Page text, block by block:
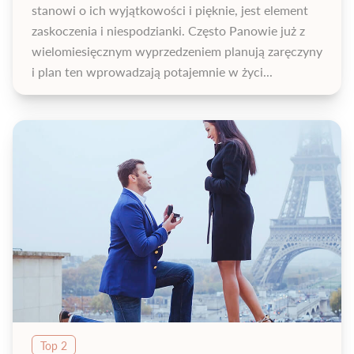
eksponowany przez mniejsze kamienie umieszczone w obrączce
pierścionka. Przykładem takiego rozwiązania jest modelRoyal
Gust wybranki
Jest to zdecydowanie najważniejsze kryterium, jakim powinniśmy
się kierować przy wyborze. Zacznij od sprawdzenia jaką biżuterię
srebrne ozdoby – wybierz pierścionek z białego złota, jeśli uwielbia
naturę, idealnie nada się biżuteria z diamentami osadzonymi w
kształcie delikatnego kwiatu.
Poza preferencjami przyszłej małżonki bardzo ważny jest także
rozmiar pierścionka. Bez tego ani rusz! Aby dyskretnie zdobyć
rozmiar palca ukochanej, wystarczy zmierzyć biżuterię, którą
kobieta nosiła w przeszłości. Możemy wtedy mieć niemal 100%
pewność, że ozdoba będzie pasować idealnie.
Jeśli jednak z jakichś powodów nie udało Ci się zdobyć rozmiaru lub
kupiłeś biżuterię w pośpiechu – nic straconego! Zawsze istnieje
możliwośćkorekty rozmiarujeszcze przed, albo już po zaręczynach.
stanowi o ich wyjątkowości i pięknie, jest element
zaskoczenia i niespodzianki. Często Panowie już z
wielomiesięcznym wyprzedzeniem planują zaręczyny
i plan ten wprowadzają potajemnie w życi...
Top 2